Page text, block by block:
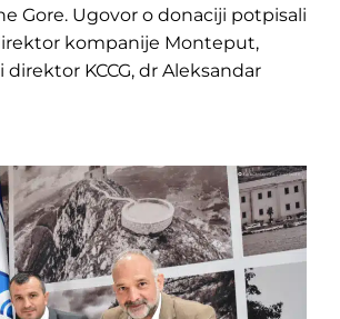
Gore. Ugovor o donaciji potpisali
kompanije Monteput,
direktor KCCG, dr Aleksandar